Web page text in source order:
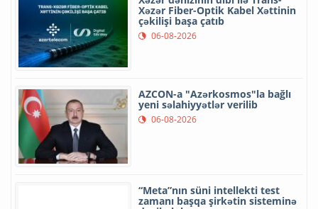
Xəzər Fiber-Optik Kabel Xəttinin
çəkilişi başa çatıb
06-08-2026
AZCON-a "Azərkosmos"la bağlı
yeni səlahiyyətlər verilib
06-08-2026
“Meta”nın süni intellekti test
zamanı başqa şirkətin sisteminə